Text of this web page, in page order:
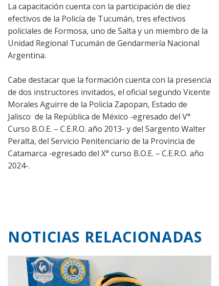
La capacitación cuenta con la participación de diez
efectivos de la Policía de Tucumán, tres efectivos
policiales de Formosa, uno de Salta y un miembro de la
Unidad Regional Tucumán de Gendarmería Nacional
Argentina.
Cabe destacar que la formación cuenta con la presencia
de dos instructores invitados, el oficial segundo Vicente
Morales Aguirre de la Policía Zapopan, Estado de
Jalisco de la República de México -egresado del V°
Curso B.O.E. – C.E.R.O. año 2013- y del Sargento Walter
Peralta, del Servicio Penitenciario de la Provincia de
Catamarca -egresado del X° curso B.O.E. – C.E.R.O. año
2024-.
NOTICIAS RELACIONADAS